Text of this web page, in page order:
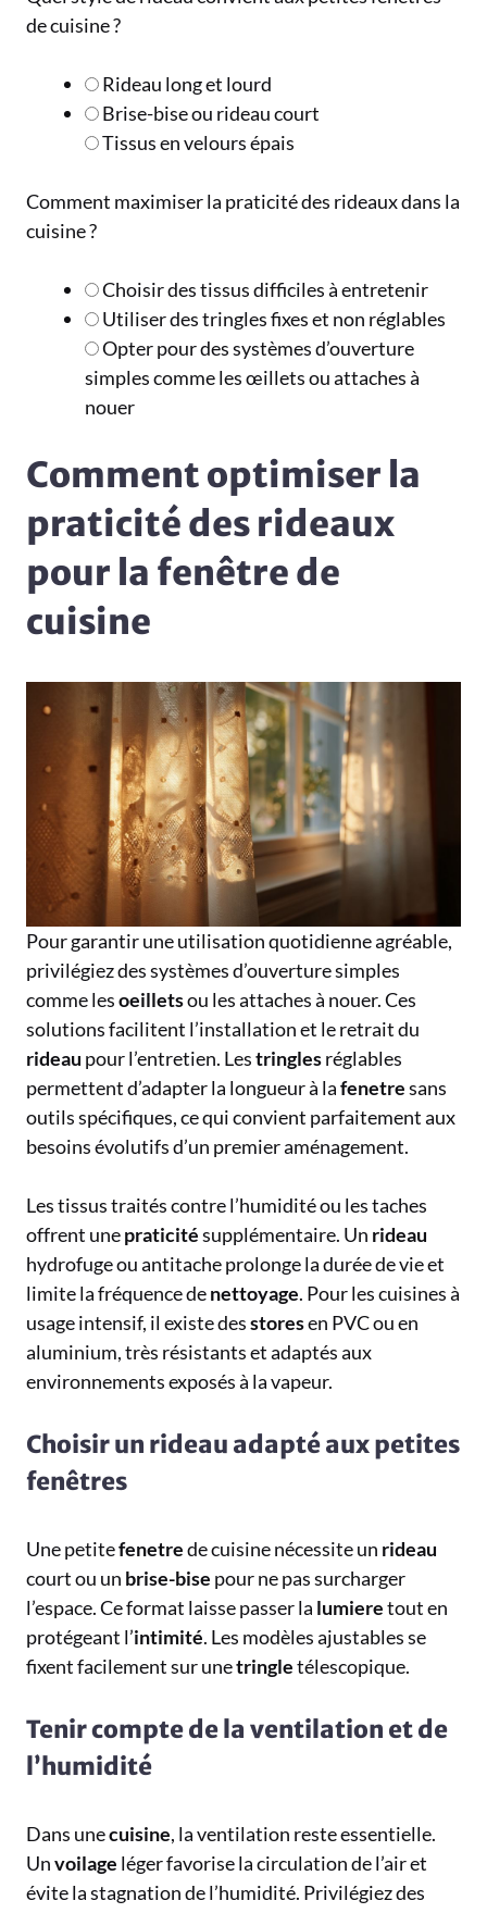
de cuisine ?
Rideau long et lourd
Brise-bise ou rideau court
Tissus en velours épais
Comment maximiser la praticité des rideaux dans la
cuisine ?
Choisir des tissus difficiles à entretenir
Utiliser des tringles fixes et non réglables
Opter pour des systèmes d’ouverture
simples comme les œillets ou attaches à
nouer
Comment optimiser la
praticité des rideaux
pour la fenêtre de
cuisine
Pour garantir une utilisation quotidienne agréable,
privilégiez des systèmes d’ouverture simples
comme lesoeilletsou les attaches à nouer. Ces
solutions facilitent l’installation et le retrait du
rideau pour l’entretien. Lestringlesréglables
permettent d’adapter la longueur à lafenetresans
outils spécifiques, ce qui convient parfaitement aux
besoins évolutifs d’un premier aménagement.
Les tissus traités contre l’humidité ou les taches
offrent unepraticitésupplémentaire. Un rideau
hydrofuge ou antitache prolonge la durée de vie et
limite la fréquence denettoyage. Pour les cuisines à
usage intensif, il existe desstoresen PVC ou en
aluminium, très résistants et adaptés aux
environnements exposés à la vapeur.
Choisir un rideau adapté aux petites
fenêtres
Une petitefenetrede cuisine nécessite un rideau
court ou un brise-bise pour ne pas surcharger
l’espace. Ce format laisse passer la lumieretout en
protégeant l’intimité. Les modèles ajustables se
fixent facilement sur unetringletélescopique.
Tenir compte de la ventilation et de
l’humidité
Dans unecuisine, la ventilation reste essentielle.
Unvoilage léger favorise la circulation de l’air et
évite la stagnation de l’humidité. Privilégiez des